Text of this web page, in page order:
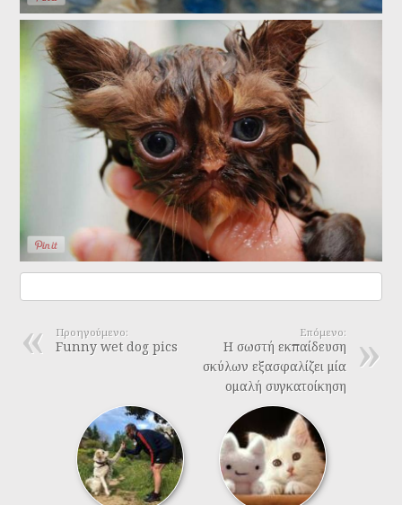
Επόμενο:
Η σωστή εκπαίδευση
σκύλων εξασφαλίζει μία
ομαλή συγκατοίκηση
Προηγούμενο:
Funny wet dog pics